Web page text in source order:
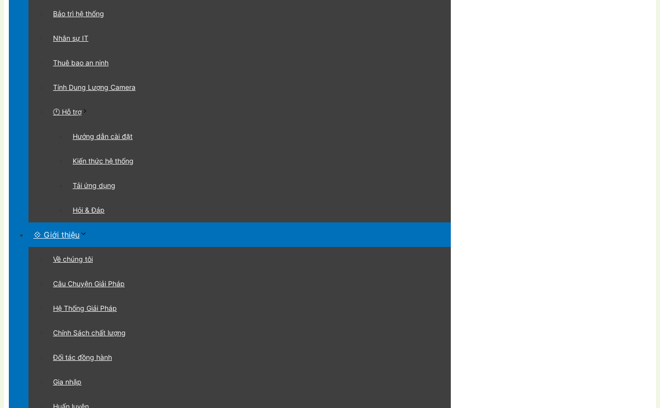
Bảo trì hệ thống
Nhân sự IT
Thuê bao an ninh
Tính Dung Lượng Camera
🕛 Hỗ trợ
Hướng dẫn cài đặt
Kiến thức hệ thống
Tải ứng dụng
Hỏi & Đáp
💠 Giới thiệu
Về chúng tôi
Câu Chuyện Giải Pháp
Hệ Thống Giải Pháp
Chính Sách chất lượng
Đối tác đồng hành
Gia nhập
Huấn luyện